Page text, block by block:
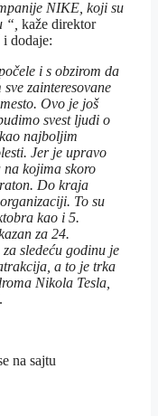
NIKE, koji su
“, kaže direktor
dodaje:
i s obzirom da
zainteresovane
Ovo je još
svest ljudi o
najboljim
Jer je upravo
na kojima skoro
Do kraja
To su
kao i 5.
za 24.
sledeću godinu je
a to je trka
Nikola Tesla,
na sajtu